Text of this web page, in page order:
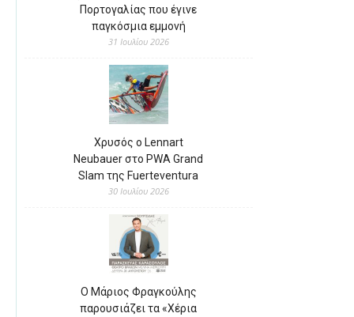
Πορτογαλίας που έγινε
παγκόσμια εμμονή
31 Ιουλίου 2026
Χρυσός ο Lennart
Neubauer στο PWA Grand
Slam της Fuerteventura
30 Ιουλίου 2026
Ο Μάριος Φραγκούλης
παρουσιάζει τα «Χέρια